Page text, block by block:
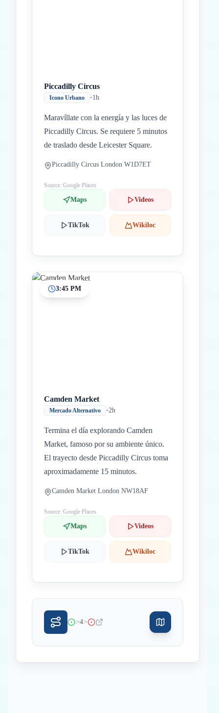
Piccadilly Circus
Icono Urbano •1h
Maravíllate con la energía y las luces de
Piccadilly Circus. Se requiere 5 minutos
de traslado desde Leicester Square.
Piccadilly Circus London W1D7ET
Source: Google Places
Maps Videos
TikTok Wikiloc
3:45 PM
Camden Market
Mercado Alternativo •2h
Termina el día explorando Camden
Market, famoso por su ambiente único.
El trayecto desde Piccadilly Circus toma
aproximadamente 15 minutos.
Camden Market London NW18AF
Source: Google Places
Maps Videos
TikTok Wikiloc
>4>